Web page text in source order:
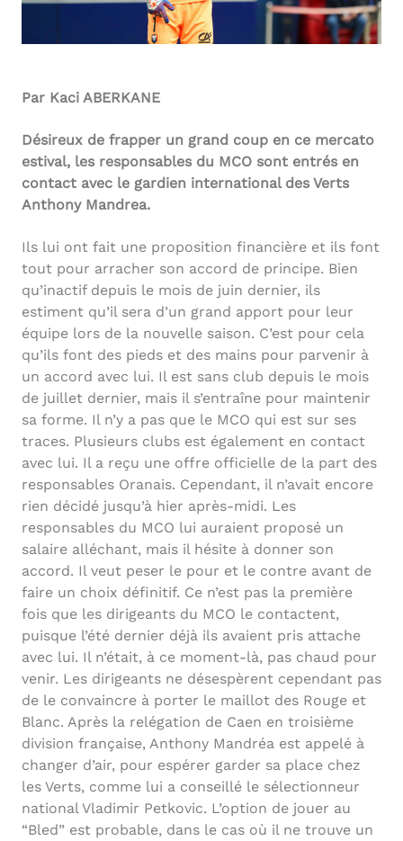
Par Kaci ABERKANE
Désireux de frapper un grand coup en ce mercato
estival, les responsables du MCO sont entrés en
contact avec le gardien international des Verts
Anthony Mandrea.
Ils lui ont fait une proposition financière et ils font
tout pour arracher son accord de principe. Bien
qu’inactif depuis le mois de juin dernier, ils
estiment qu’il sera d’un grand apport pour leur
équipe lors de la nouvelle saison. C’est pour cela
qu’ils font des pieds et des mains pour parvenir à
un accord avec lui. Il est sans club depuis le mois
de juillet dernier, mais il s’entraîne pour maintenir
sa forme. Il n’y a pas que le MCO qui est sur ses
traces. Plusieurs clubs est également en contact
avec lui. Il a reçu une offre officielle de la part des
responsables Oranais. Cependant, il n’avait encore
rien décidé jusqu’à hier après-midi. Les
responsables du MCO lui auraient proposé un
salaire alléchant, mais il hésite à donner son
accord. Il veut peser le pour et le contre avant de
faire un choix définitif. Ce n’est pas la première
fois que les dirigeants du MCO le contactent,
puisque l’été dernier déjà ils avaient pris attache
avec lui. Il n’était, à ce moment-là, pas chaud pour
venir. Les dirigeants ne désespèrent cependant pas
de le convaincre à porter le maillot des Rouge et
Blanc. Après la relégation de Caen en troisième
division française, Anthony Mandréa est appelé à
changer d’air, pour espérer garder sa place chez
les Verts, comme lui a conseillé le sélectionneur
national Vladimir Petkovic. L’option de jouer au
“Bled” est probable, dans le cas où il ne trouve un